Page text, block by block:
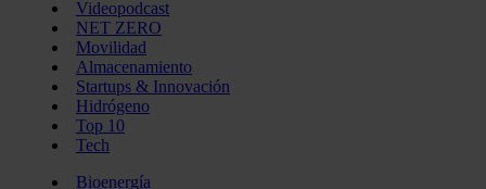
Videopodcast
NET ZERO
Movilidad
Almacenamiento
Startups & Innovación
Hidrógeno
Top 10
Tech
Bioenergía